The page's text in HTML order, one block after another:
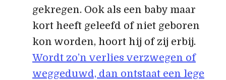
gekregen. Ook als een baby maar
kort heeft geleefd of niet geboren
kon worden, hoort hij of zij erbij.
Wordt zo’n verlies verzwegen of
weggeduwd, dan ontstaat een lege